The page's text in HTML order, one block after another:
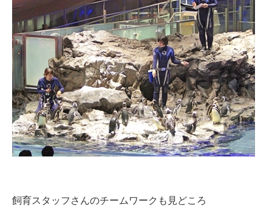
飼育スタッフさんのチームワークも見どころ